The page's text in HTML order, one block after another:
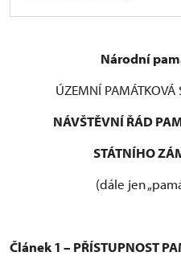
Národní
ÚZEMNÍ PAMÁTKOVÁ
NÁVŠTĚVNÍ ŘÁD
STÁTNÍHO
(dále jen
Článek 1 – PŘÍSTUPNOST